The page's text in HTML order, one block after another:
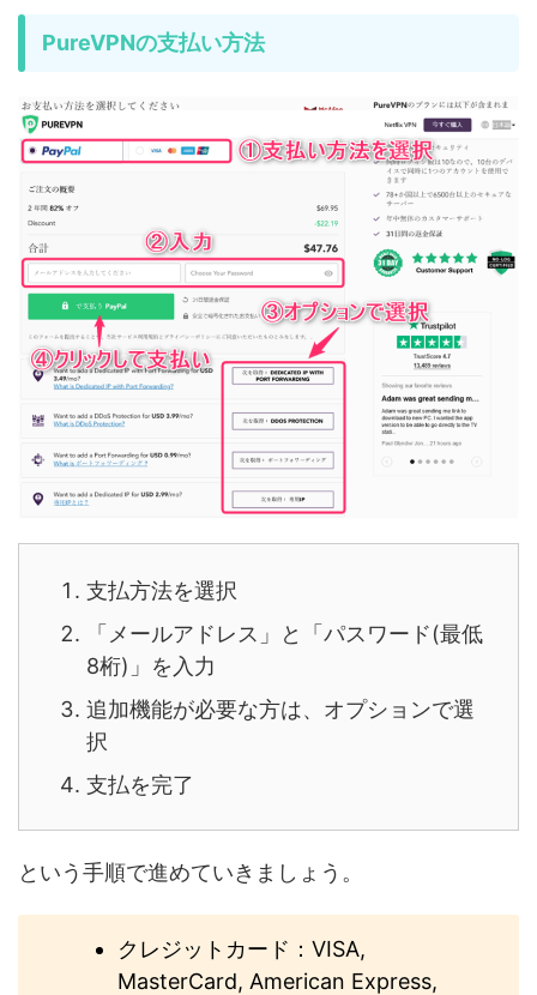
PureVPNの支払い方法
支払方法を選択
「メールアドレス」と「パスワード(最低
8桁)」を入力
追加機能が必要な方は、オプションで選
択
支払を完了
という手順で進めていきましょう。
クレジットカード：VISA,
MasterCard, American Express,